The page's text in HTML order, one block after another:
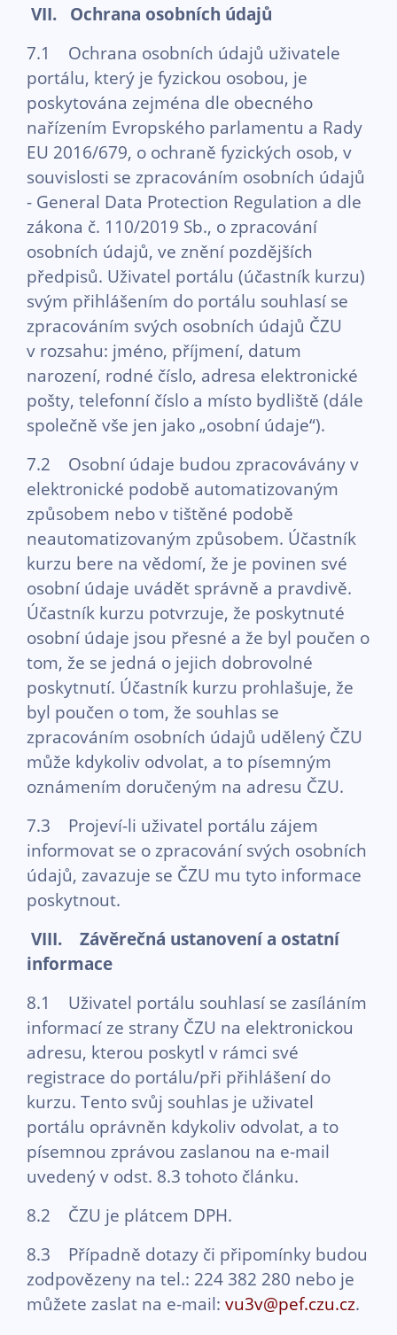
VII. Ochrana osobních údajů
7.1 Ochrana osobních údajů uživatele
portálu, který je fyzickou osobou, je
poskytována zejména dle obecného
nařízením Evropského parlamentu a Rady
EU 2016/679, o ochraně fyzických osob, v
souvislosti se zpracováním osobních údajů
- General Data Protection Regulation a dle
zákona č. 110/2019 Sb., o zpracování
osobních údajů, ve znění pozdějších
předpisů. Uživatel portálu (účastník kurzu)
svým přihlášením do portálu souhlasí se
zpracováním svých osobních údajů ČZU
v rozsahu: jméno, příjmení, datum
narození, rodné číslo, adresa elektronické
pošty, telefonní číslo a místo bydliště (dále
společně vše jen jako „osobní údaje“).
7.2 Osobní údaje budou zpracovávány v
elektronické podobě automatizovaným
způsobem nebo v tištěné podobě
neautomatizovaným způsobem. Účastník
kurzu bere na vědomí, že je povinen své
osobní údaje uvádět správně a pravdivě.
Účastník kurzu potvrzuje, že poskytnuté
osobní údaje jsou přesné a že byl poučen o
tom, že se jedná o jejich dobrovolné
poskytnutí. Účastník kurzu prohlašuje, že
byl poučen o tom, že souhlas se
zpracováním osobních údajů udělený ČZU
může kdykoliv odvolat, a to písemným
oznámením doručeným na adresu ČZU.
7.3 Projeví-li uživatel portálu zájem
informovat se o zpracování svých osobních
údajů, zavazuje se ČZU mu tyto informace
poskytnout.
VIII. Závěrečná ustanovení a ostatní
informace
8.1 Uživatel portálu souhlasí se zasíláním
informací ze strany ČZU na elektronickou
adresu, kterou poskytl v rámci své
registrace do portálu/při přihlášení do
kurzu. Tento svůj souhlas je uživatel
portálu oprávněn kdykoliv odvolat, a to
písemnou zprávou zaslanou na e-mail
uvedený v odst. 8.3 tohoto článku.
8.2 ČZU je plátcem DPH.
8.3 Případně dotazy či připomínky budou
zodpovězeny na tel.: 224 382 280 nebo je
můžete zaslat na e-mail: vu3v@pef.czu.cz.